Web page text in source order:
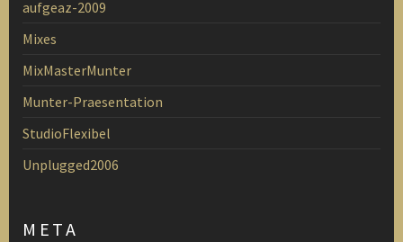
aufgeaz-2009
Mixes
MixMasterMunter
Munter-Praesentation
StudioFlexibel
Unplugged2006
META